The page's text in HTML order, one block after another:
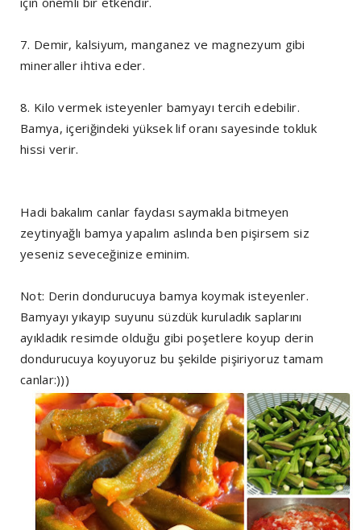
7. Demir, kalsiyum, manganez ve magnezyum gibi
mineraller ihtiva eder.
8. Kilo vermek isteyenler bamyayı tercih edebilir.
Bamya, içeriğindeki yüksek lif oranı sayesinde tokluk
hissi verir.
Hadi bakalım canlar faydası saymakla bitmeyen
zeytinyağlı bamya yapalım aslında ben pişirsem siz
yeseniz seveceğinize eminim.
Not: Derin dondurucuya bamya koymak isteyenler.
Bamyayı yıkayıp suyunu süzdük kuruladık saplarını
ayıkladık resimde olduğu gibi poşetlere koyup derin
dondurucuya koyuyoruz bu şekilde pişiriyoruz tamam
canlar:)))